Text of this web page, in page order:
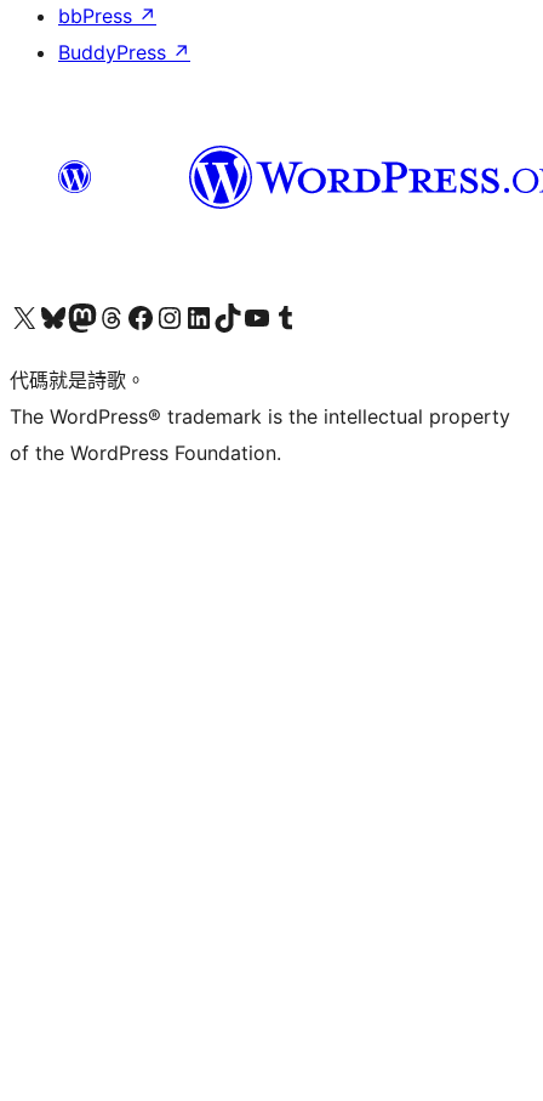
bbPress ↗
BuddyPress ↗
Visit our X (formerly Twitter) account
Visit our Bluesky account
Visit our Mastodon account
Visit our Threads account
訪問我們的 Facebook 專頁Visit our Instagram account
Visit our LinkedIn account
Visit our TikTok account
Visit our YouTube channel
Visit our Tumblr account
代碼就是詩歌。
The WordPress® trademark is the intellectual property
of the WordPress Foundation.